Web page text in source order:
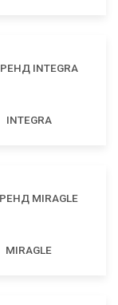
INTEGRA
MIRAGLE